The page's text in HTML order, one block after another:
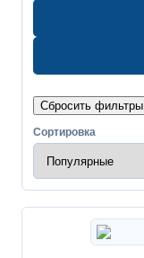
Сбросить фильтры
Сортировка